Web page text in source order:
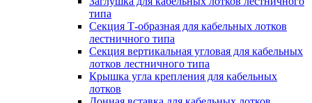
типа
Секция Т-образная для кабельных лотков
лестничного типа
Секция вертикальная угловая для кабельных
лотков лестничного типа
Крышка угла крепления для кабельных
лотков